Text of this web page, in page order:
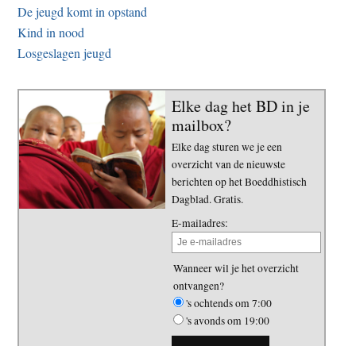
De jeugd komt in opstand
Kind in nood
Losgeslagen jeugd
Elke dag het BD in je
mailbox?
Elke dag sturen we je een
overzicht van de nieuwste
berichten op het Boeddhistisch
Dagblad. Gratis.
E-mailadres:
Wanneer wil je het overzicht
ontvangen?
's ochtends om 7:00
's avonds om 19:00